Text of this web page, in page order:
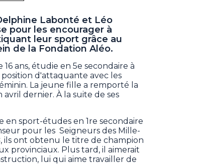
Labonté et Léo
pour les encourager à
leur sport grâce au
de la Fondation Aléo.
ans, étudie en 5e secondaire à
d'attaquante avec les
La jeune fille a remporté la
dernier. À la suite de ses
en sport-études en 1re secondaire
pour les Seigneurs des Mille-
ils ont obtenu le titre de champion
provinciaux. Plus tard, il aimerait
lui qui aime travailler de